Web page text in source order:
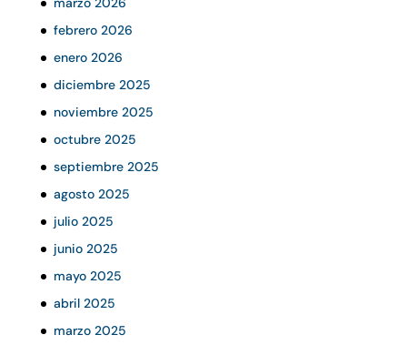
febrero 2026
enero 2026
diciembre 2025
noviembre 2025
octubre 2025
septiembre 2025
agosto 2025
julio 2025
junio 2025
mayo 2025
abril 2025
marzo 2025